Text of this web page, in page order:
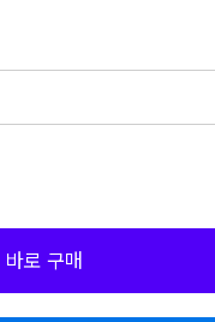
바로 구매